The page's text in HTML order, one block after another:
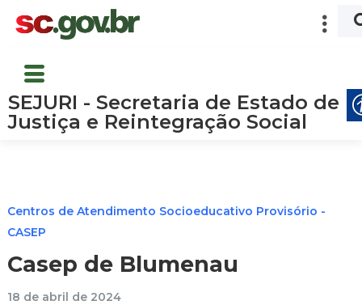
SEJURI - Secretaria de Estado de
Justiça e Reintegração Social
Centros de Atendimento Socioeducativo Provisório -
CASEP
Casep de Blumenau
18 de abril de 2024